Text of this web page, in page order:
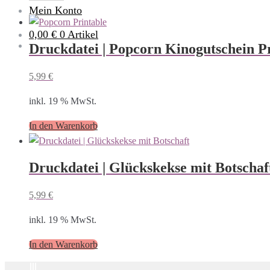
Mein Konto
0,00 € 0 Artikel
Druckdatei | Popcorn Kinogutschein
5,99 €
inkl. 19 % MwSt.
In den Warenkorb
Druckdatei | Glückskekse mit
5,99 €
inkl. 19 % MwSt.
In den Warenkorb